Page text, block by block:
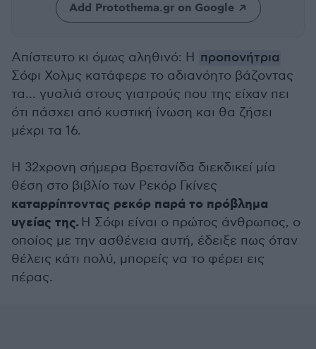
Add Protothema.gr on Google
Απίστευτο κι όμως αληθινό: Η προπονήτρια
Σόφι Χολμς κατάφερε το αδιανόητο βάζοντας
τα... γυαλιά στους γιατρούς που της είχαν πει
ότι πάσχει από κυστική ίνωση και θα ζήσει
μέχρι τα 16.
Η 32χρονη σήμερα Βρετανίδα διεκδικεί μία
θέση στο βιβλίο των Ρεκόρ Γκίνες
καταρρίπτοντας ρεκόρ παρά το πρόβλημα
υγείας της. Η Σόφι είναι ο πρώτος άνθρωπος, ο
οποίος με την ασθένεια αυτή, έδειξε πως όταν
θέλεις κάτι πολύ, μπορείς να το φέρει εις
πέρας.